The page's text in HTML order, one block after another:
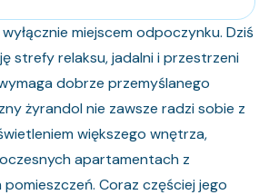
miejscem odpoczynku. Dziś
strefy relaksu, jadalni i przestrzeni
dobrze przemyślanego
żyrandol nie zawsze radzi sobie z
większego wnętrza,
apartamentach z
Coraz częściej jego